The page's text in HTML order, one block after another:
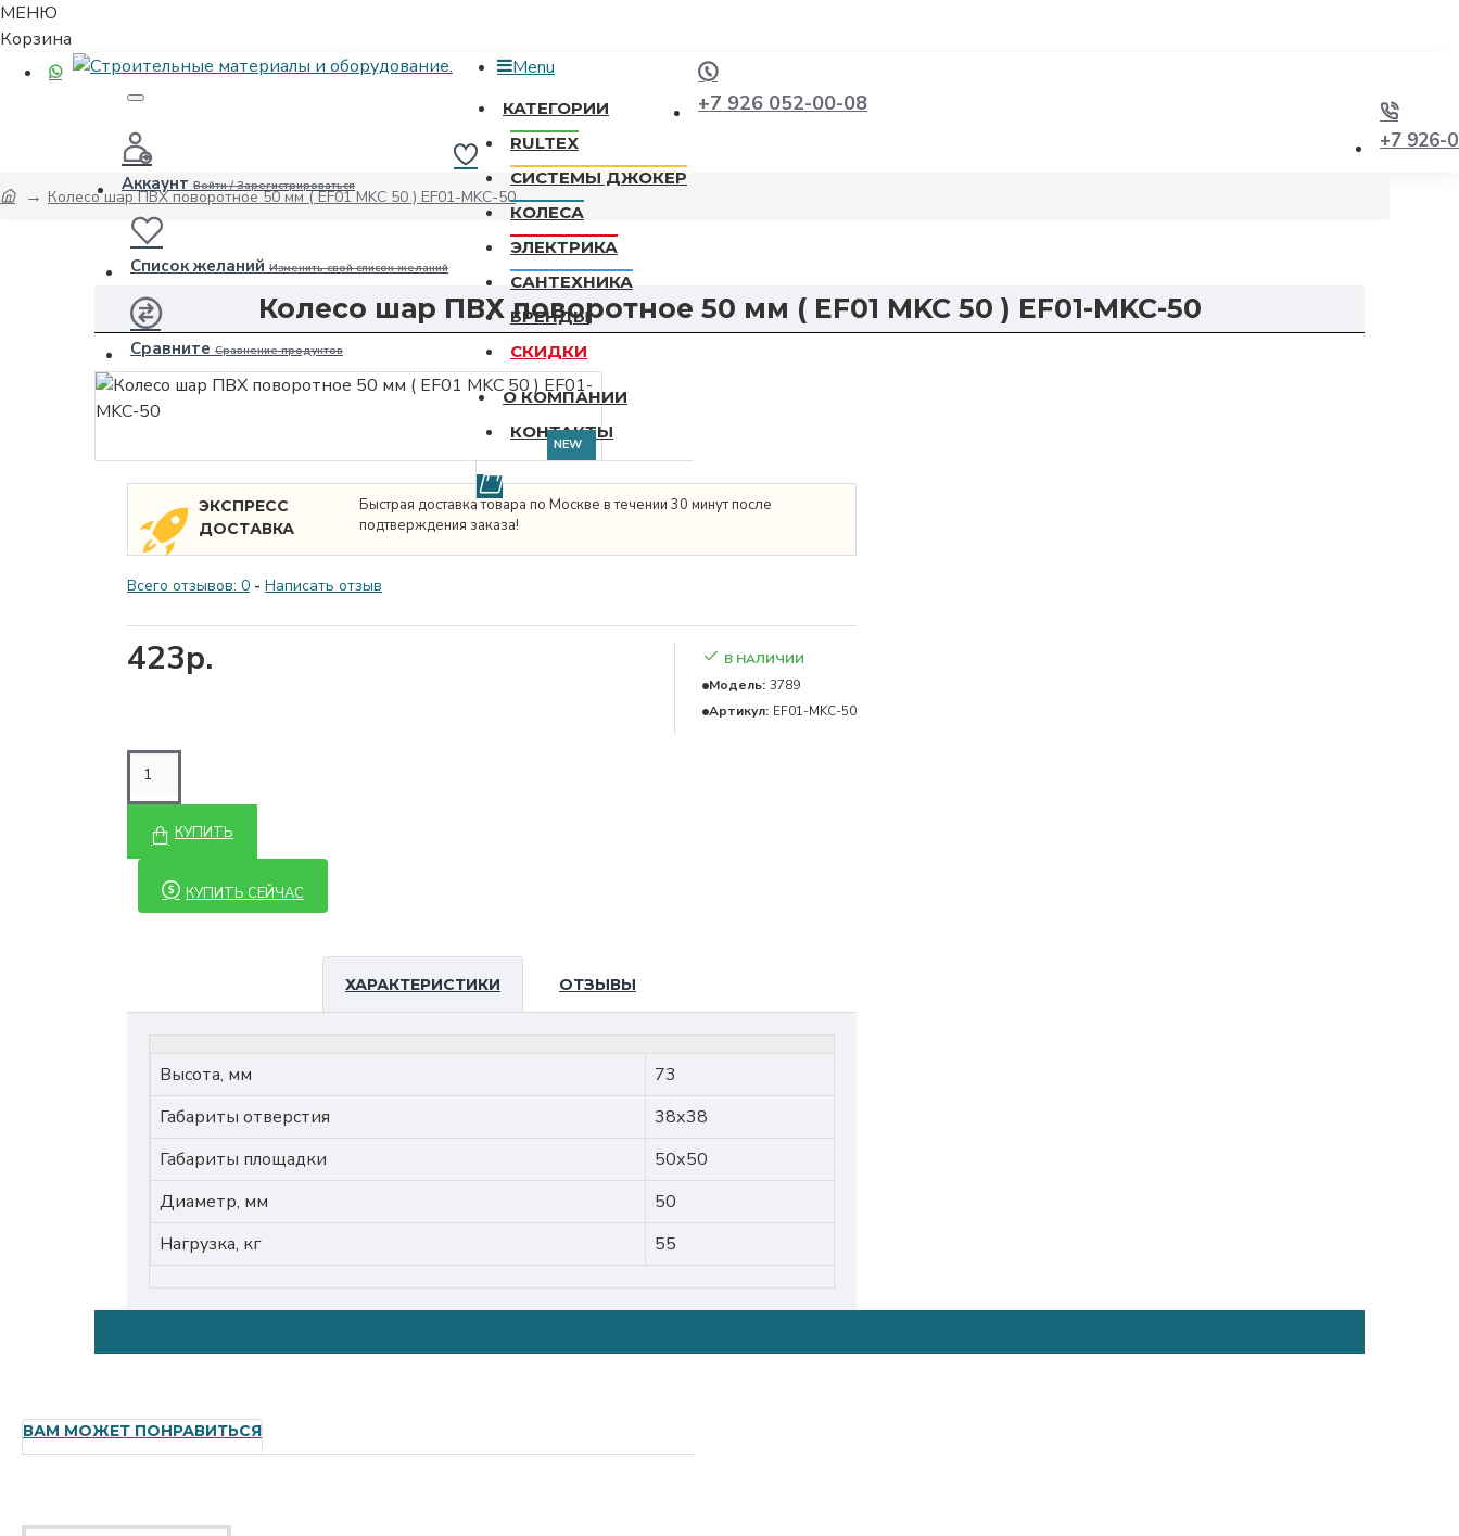
МЕНЮ
Корзина
+7 926-
Аккаунт Войти / Зарегистрироваться
Список желаний Изменить свой список желаний
Сравните Сравнение продуктов
Menu
КАТЕГОРИИ
RULTEX
СИСТЕМЫ ДЖОКЕР
КОЛЕСА
ЭЛЕКТРИКА
САНТЕХНИКА
БРЕНДЫ
СКИДКИ
О КОМПАНИИ
КОНТАКТЫ
+7 926 052-00-08
Колесо шар ПВХ поворотное 50 мм ( EF01 MKC 50 ) EF01-MKC-50
Колесо шар ПВХ поворотное 50 мм ( EF01 MKC 50 ) EF01-MKC-50
NEW
ЭКСПРЕСС
ДОСТАВКА
Быстрая доставка товара по Москве в течении 30 минут после
подтверждения заказа!
Всего отзывов: 0 - Написать отзыв
423р.
В НАЛИЧИИ
Модель: 3789
Артикул: EF01-MKC-50
КУПИТЬ
КУПИТЬ СЕЙЧАС
ХАРАКТЕРИСТИКИ ОТЗЫВЫ
Высота, мм
73
Габариты отверстия
38х38
Габариты площадки
50х50
Диаметр, мм
50
Нагрузка, кг
55
ВАМ МОЖЕТ ПОНРАВИТЬСЯ